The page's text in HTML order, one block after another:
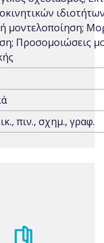
μοντελοποίηση;
Προσομοιώσεις
πιν., σχημ., γραφ.